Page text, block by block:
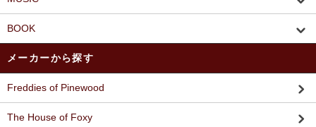
BOOK
メーカーから探す
Freddies of Pinewood
The House of Foxy